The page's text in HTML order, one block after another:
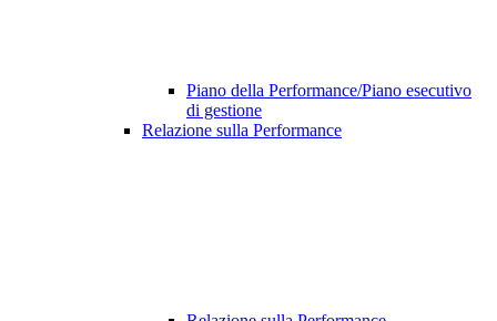
Piano della Performance/Piano esecutivo
di gestione
Relazione sulla Performance